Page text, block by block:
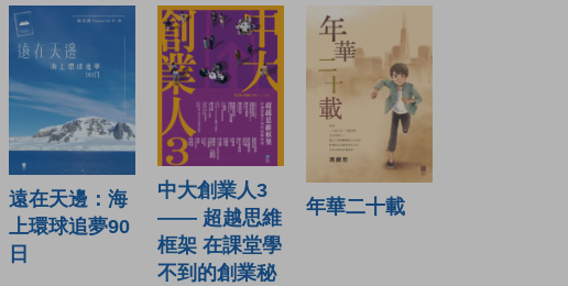
遠在天邊：海
上環球追夢90
日
中大創業人3
—— 超越思維
框架 在課堂學
不到的創業秘
年華二十載